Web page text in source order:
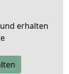
erhalten